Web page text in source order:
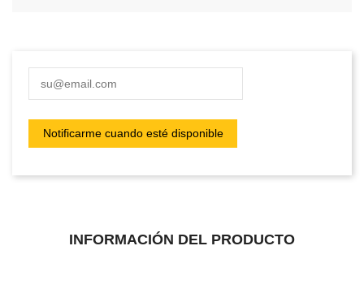
INFORMACIÓN DEL PRODUCTO